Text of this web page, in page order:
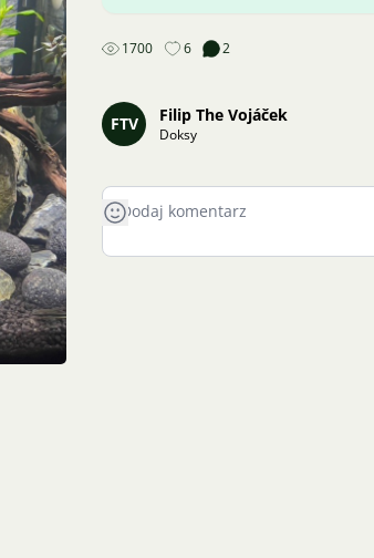
1700 6 2
FTV Filip The Vojáček
Doksy